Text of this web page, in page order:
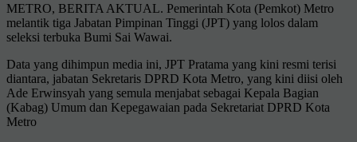
METRO, BERITA AKTUAL. Pemerintah Kota (Pemkot) Metro
melantik tiga Jabatan Pimpinan Tinggi (JPT) yang lolos dalam
seleksi terbuka Bumi Sai Wawai.
Data yang dihimpun media ini, JPT Pratama yang kini resmi terisi
diantara, jabatan Sekretaris DPRD Kota Metro, yang kini diisi oleh
Ade Erwinsyah yang semula menjabat sebagai Kepala Bagian
(Kabag) Umum dan Kepegawaian pada Sekretariat DPRD Kota
Metro